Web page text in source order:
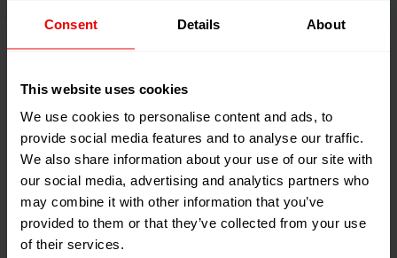
Consent Details About
This website uses cookies
We use cookies to personalise content and ads, to
provide social media features and to analyse our traffic.
We also share information about your use of our site with
our social media, advertising and analytics partners who
may combine it with other information that you’ve
provided to them or that they’ve collected from your use
of their services.
特点
纺丝油剂泵Profin®版
圆形行星齿轮泵布
方形设计